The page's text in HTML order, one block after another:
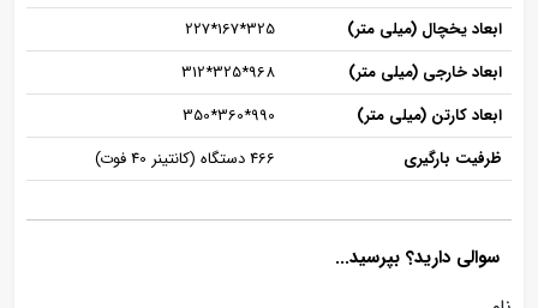
ابعاد یخچال (میلی متر)
325*167*227
ابعاد خارجی (میلی متر)
968*325*312
ابعاد کارتن (میلی متر)
990*360*350
ظرفیت بارگیری
466 دستگاه (کانتینر 40 فوت)
سوالی دارید؟ بپرسید...